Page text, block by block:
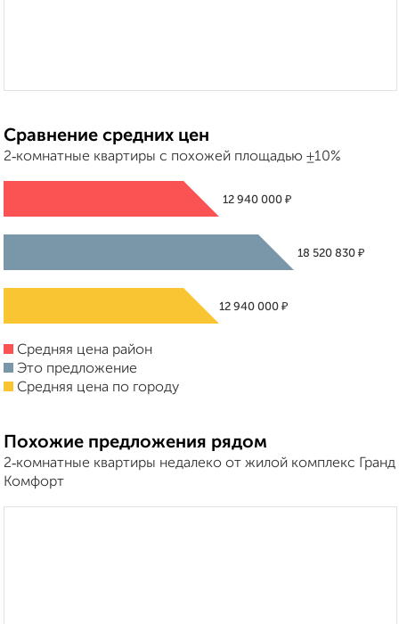
Сравнение средних цен
2‑комнатные квартиры с похожей площадью ±10%
12 940 000₽
18 520 830 ₽
12 940 000₽
Средняя цена район
Это предложение
Средняя цена по городу
Похожие предложения рядом
2‑комнатные квартиры недалеко от жилой комплекс Гранд
Комфорт